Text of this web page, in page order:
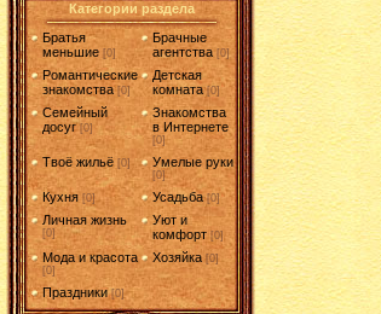
Категории раздела
Братья
меньшие [0]
Брачные
агентства [0]
Романтические
знакомства [0]
Детская
комната [0]
Семейный
досуг [0]
Знакомства
в Интернете
[0]
Твоё жильё [0] Умелые руки
[0]
Кухня [0] Усадьба [0]
Личная жизнь
[0]
Уют и
комфорт [0]
Мода и красота
[0]
Хозяйка [0]
Праздники [0]